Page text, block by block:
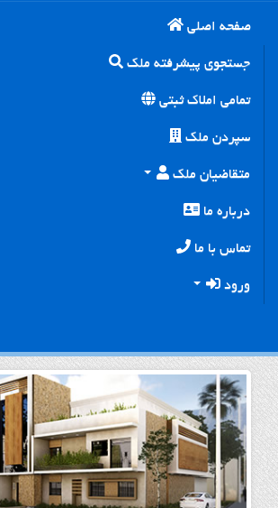
صفحه اصلی
جستجوی پیشرفته ملک
تمامی املاک ثبتی
سپردن ملک
متقاضیان ملک
درباره ما
تماس با ما
ورود